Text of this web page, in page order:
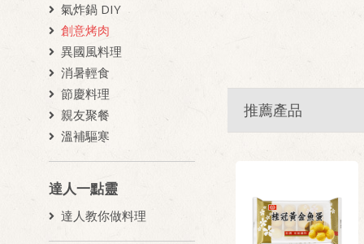
氣炸鍋 DIY
創意烤肉
異國風料理
消暑輕食
節慶料理
親友聚餐
溫補驅寒
達人一點靈
達人教你做料理
推薦產品